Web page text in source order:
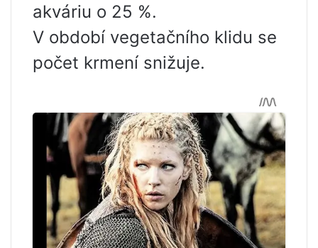
akváriu o 25 %.
V období vegetačního klidu se
počet krmení snižuje.